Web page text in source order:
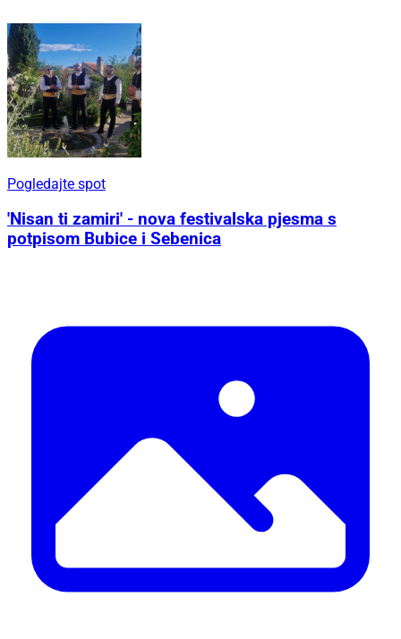
Pogledajte spot
'Nisan ti zamiri' - nova festivalska pjesma s
potpisom Bubice i Sebenica